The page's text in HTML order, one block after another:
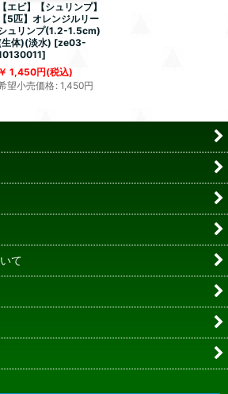
【エビ】【シュリンプ】
【5匹】オレンジルリー
ュリンプ(1.2-1.5cm)
生体)(淡水) [ze03-
]
1,450円(税込)
望小売価格: 1,450円
て